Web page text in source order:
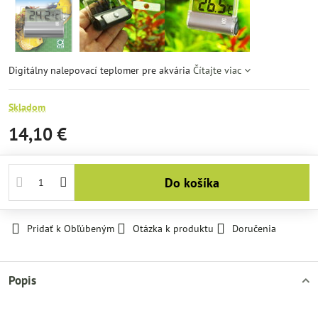
Digitálny nalepovací teplomer pre akvária Čítajte viac
Skladom
14,10 €
Do košíka
Pridať k Obľúbeným Otázka k produktu Doručenia
Popis